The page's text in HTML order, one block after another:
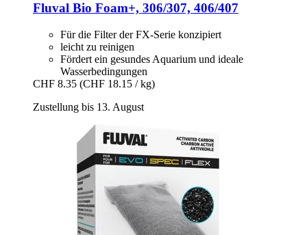
Fluval Bio Foam+, 306/307, 406/407
Für die Filter der FX-Serie konzipiert
leicht zu reinigen
Fördert ein gesundes Aquarium und ideale
Wasserbedingungen
CHF 8.35 (CHF 18.15 / kg)
Zustellung bis 13. August